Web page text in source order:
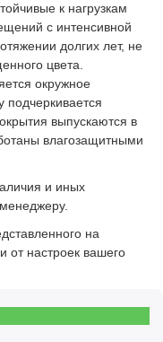
к нагрузкам
с интенсивной
долгих лет, не
цвета.
окружное
подчеркивается
выпускаются в
влагозащитными
и иных
на
от настроек вашего